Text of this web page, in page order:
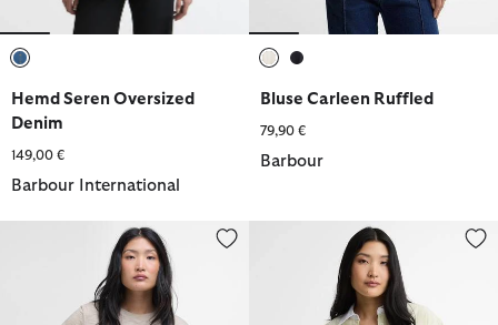
Hemd Seren Oversized
Denim
149,00 €
Barbour International
Bluse Carleen Ruffled
79,90 €
Barbour
Hemd Avon Striped Relaxed